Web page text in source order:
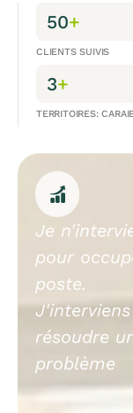
50+
CLIENTS SUIVIS
3+
TERRITOIRES:
Je
pour
poste.
résoudre
problème